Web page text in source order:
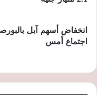
انخفاض أسهم آبل
اجتماع أمس